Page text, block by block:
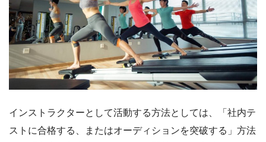
インストラクターとして活動する方法としては、「社内テ
ストに合格する、またはオーディションを突破する」方法